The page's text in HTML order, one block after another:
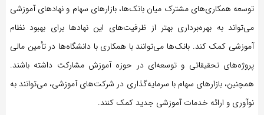
توسعه همکاری‌های مشترک میان بانک‌ها، بازارهای سهام و نهادهای آموزشی
می‌تواند به بهره‌برداری بهتر از ظرفیت‌های این نهادها برای بهبود نظام
آموزشی کمک کند. بانک‌ها می‌توانند با همکاری با دانشگاه‌ها در تأمین مالی
پروژه‌های تحقیقاتی و توسعه‌ای در حوزه آموزش مشارکت داشته باشند.
همچنین، بازارهای سهام با سرمایه‌گذاری در شرکت‌های آموزشی، می‌توانند به
نوآوری و ارائه خدمات آموزشی جدید کمک کنند.